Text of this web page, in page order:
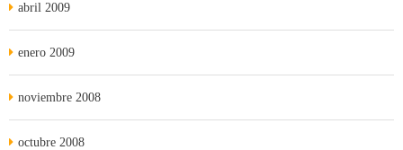
abril 2009
enero 2009
noviembre 2008
octubre 2008